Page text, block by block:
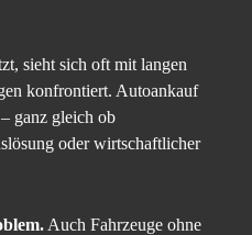
sieht sich oft mit langen
konfrontiert. Autoankauf
ganz gleich ob
oder wirtschaftlicher
Auch Fahrzeuge ohne